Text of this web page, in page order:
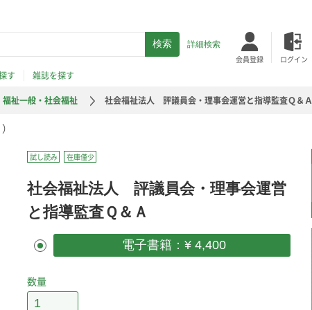
詳細検索
会員登録 ログイン
す
雑誌を探す
福祉一般・社会福祉 社会福祉法人 評議員会・理事会運営と指導監査Ｑ＆Ａ
試し読み 在庫僅少
社会福祉法人 評議員会・理事会運営
と指導監査Ｑ＆Ａ
電子書籍：¥ 4,400
数量